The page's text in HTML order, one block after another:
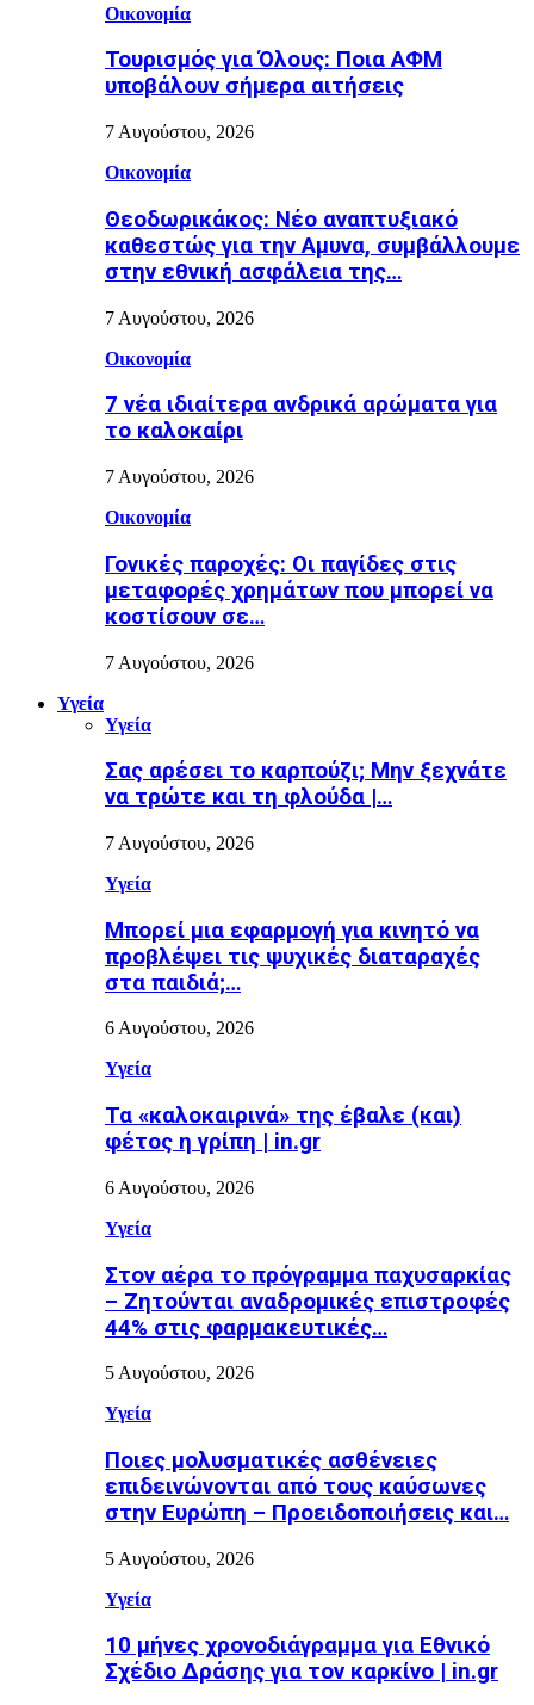
Οικονομία
Τουρισμός για Όλους: Ποια ΑΦΜ
υποβάλουν σήμερα αιτήσεις
7 Αυγούστου, 2026
Οικονομία
Θεοδωρικάκος: Νέο αναπτυξιακό
καθεστώς για την Αμυνα, συμβάλλουμε
στην εθνική ασφάλεια της…
7 Αυγούστου, 2026
Οικονομία
7 νέα ιδιαίτερα ανδρικά αρώματα για
το καλοκαίρι
7 Αυγούστου, 2026
Οικονομία
Γονικές παροχές: Οι παγίδες στις
μεταφορές χρημάτων που μπορεί να
κοστίσουν σε…
7 Αυγούστου, 2026
Υγεία
Υγεία
Σας αρέσει το καρπούζι; Μην ξεχνάτε
να τρώτε και τη φλούδα |…
7 Αυγούστου, 2026
Υγεία
Μπορεί μια εφαρμογή για κινητό να
προβλέψει τις ψυχικές διαταραχές
στα παιδιά;…
6 Αυγούστου, 2026
Υγεία
Τα «καλοκαιρινά» της έβαλε (και)
φέτος η γρίπη | in.gr
6 Αυγούστου, 2026
Υγεία
Στον αέρα το πρόγραμμα παχυσαρκίας
– Ζητούνται αναδρομικές επιστροφές
44% στις φαρμακευτικές…
5 Αυγούστου, 2026
Υγεία
Ποιες μολυσματικές ασθένειες
επιδεινώνονται από τους καύσωνες
στην Ευρώπη – Προειδοποιήσεις και…
5 Αυγούστου, 2026
Υγεία
10 μήνες χρονοδιάγραμμα για Εθνικό
Σχέδιο Δράσης για τον καρκίνο | in.gr